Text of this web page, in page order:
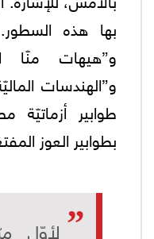
بها هذه
و”هيهات منّا
و”الهندسات
طوابير
بطوابير العوز
لأوّل